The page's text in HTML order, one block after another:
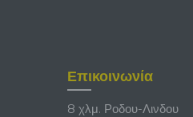
Επικοινωνία
8 χλμ. Ροδου-Λινδου